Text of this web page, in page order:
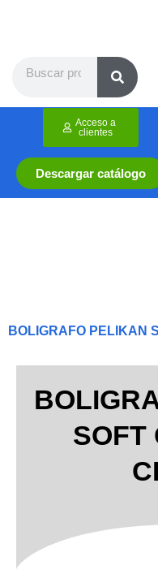
Descargar catálogo
Acceso a
clientes
BOLIGRAFO PELIKAN
SOFT